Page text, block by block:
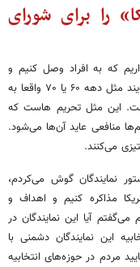
را برای شورای
که به افراد وصل کنیم و
ببینیم که آیا این افراد وقتی «مرگ بر آمریکا» می‌گویند مثل دهه ۶۰ یا ۷۰ واقعا به
این مثل تحریم هاست که
منافعی عاید آن‌ها می‌شود.
می‌کنند.
نمایندگان گوش می‌کردم،
مذاکره کنیم و اهداف و
می‌گفتم آیا این نمایندگان در
این‌ نمایندگان دشمنی با
مردم در حوزه‌های انتخابیه